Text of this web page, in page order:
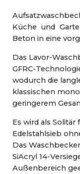
Küche und
Beton in eine
Das Lavor-
GFRC-
wodurch die
klassischen
geringerem
Es wird als
Edelstahlsieb
Das
SiAcryl 14-
Außenbereich